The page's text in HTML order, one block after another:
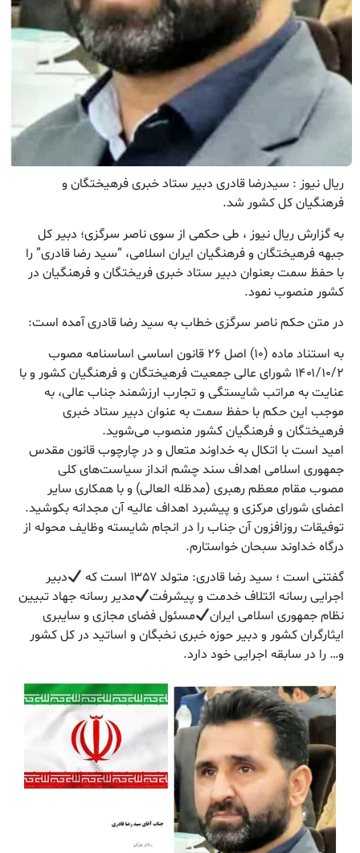
ریال نیوز : سیدرضا قادری دبیر ستاد خبری فرهیختگان و
فرهنگیان کل کشور شد.
به گزارش ریال نیوز ، طی حکمی از سوی ناصر سرگزی؛ دبیر کل
جبهه فرهیختگان و فرهنگیان ایران اسلامی، “سید رضا قادری” را
با حفظ سمت بعنوان دبیر ستاد خبری فریختگان و فرهنگیان در
کشور منصوب نمود.
در متن حکم ناصر سرگزی خطاب به سید رضا قادری آمده است:
به استناد ماده (۱۰) اصل ۲۶ قانون اساسی اساسنامه مصوب
۱۴۰۱/۱۰/۲ شورای عالی جمعیت فرهیختگان و فرهنگیان کشور و با
عنایت به مراتب شایستگی و تجارب ارزشمند جناب عالی، به
موجب این حکم با حفظ سمت به عنوان دبیر ستاد خبری
فرهیختگان و فرهنگیان کشور منصوب می‌شوید.
امید است با اتکال به خداوند متعال و در چارچوب قانون مقدس
جمهوری اسلامی اهداف سند چشم انداز سیاست‌های کلی
مصوب مقام معظم رهبری (مدظله العالی) و با همکاری سایر
اعضای شورای مرکزی و پیشبرد اهداف عالیه آن مجدانه بکوشید.
توفیقات روزافزون آن جناب را در انجام شایسته وظایف محوله از
درگاه خداوند سبحان خواستارم.
گفتنی است ؛ سید رضا قادری: متولد ۱۳۵۷ است که
دبیر
اجرایی رسانه ائتلاف خدمت و پیشرفت
مدیر رسانه جهاد تبیین
نظام جمهوری اسلامی ایران
مسئول فضای مجازی و سایبری
ایثارگران کشور و دبیر حوزه خبری نخبگان و اساتید در کل کشور
و… را در سابقه اجرایی خود دارد.